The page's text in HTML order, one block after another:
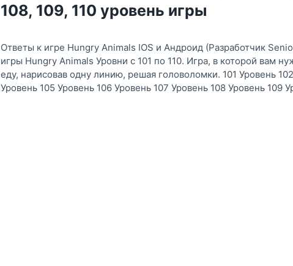
108, 109, 110 уровень игры
Ответы к игре Hungry Animals IOS и Андроид (Разработчик
игры Hungry Animals Уровни с 101 по 110. Игра, в которой вам
еду, нарисовав одну линию, решая головоломки. 101 Уровень
Уровень 105 Уровень 106 Уровень 107 Уровень 108 Уровень 109